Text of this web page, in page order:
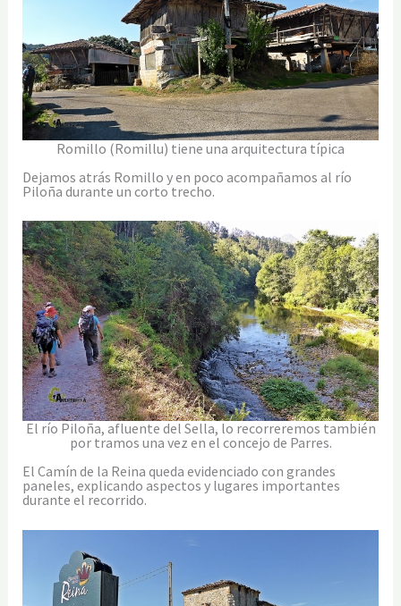
Romillo (Romillu) tiene una arquitectura típica
Dejamos atrás Romillo y en poco acompañamos al río
Piloña durante un corto trecho.
El río Piloña, afluente del Sella, lo recorreremos también
por tramos una vez en el concejo de Parres.
El Camín de la Reina queda evidenciado con grandes
paneles, explicando aspectos y lugares importantes
durante el recorrido.